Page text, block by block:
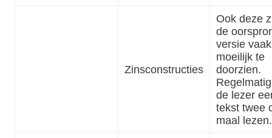
Zinsconstructies
Ook deze
de
versie vaak
moeilijk te
doorzien.
de lezer
tekst twee
maal lezen.